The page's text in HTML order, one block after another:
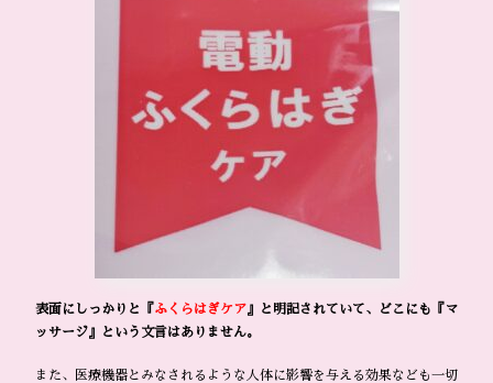
表面にしっかりと『ふくらはぎケア』と明記されていて、どこにも『マ
ッサージ』という文言はありません。
また、医療機器とみなされるような人体に影響を与える効果なども一切